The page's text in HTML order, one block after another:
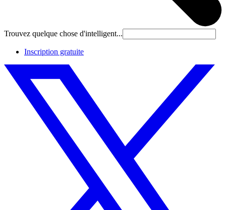
Trouvez quelque chose d'intelligent...
Inscription gratuite